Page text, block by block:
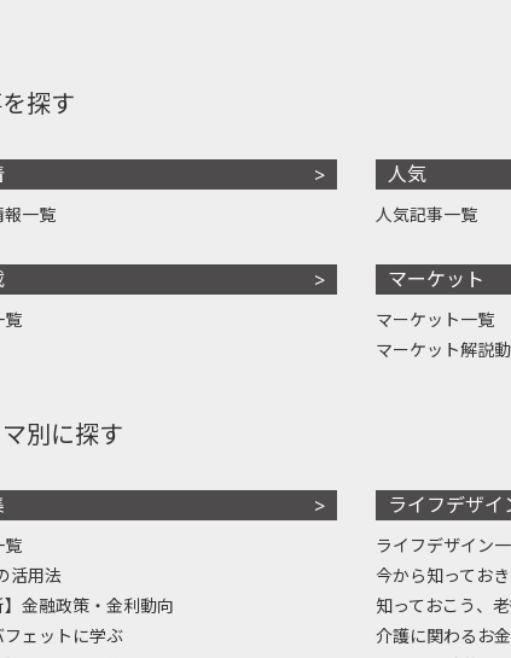
探す
一覧
覧
人気
人気記事一覧
マーケット
マーケット一覧
マーケット解説
別に探す
覧
活用法
】金融政策・金利動向
フェットに学ぶ
ライフデザイ
ライフデザイン
今から知ってお
知っておこう、
介護に関わるお